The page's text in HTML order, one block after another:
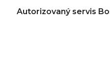
Autorizovaný servis